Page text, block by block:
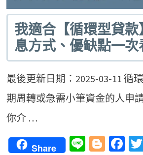
我適合【循環型貸款
息方式、優缺點一次
最後更新日期：2025-03-11 循
期周轉或急需小筆資金的人申
你介 …
Share Line